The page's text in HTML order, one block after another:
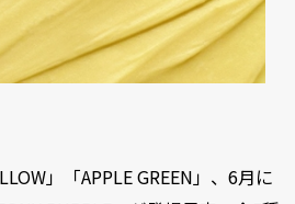
」「APPLE GREEN」、6月に